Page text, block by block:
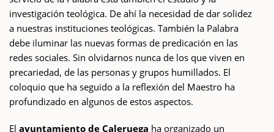
investigación teológica. De ahí la necesidad de dar solidez
a nuestras instituciones teológicas. También la Palabra
debe iluminar las nuevas formas de predicación en las
redes sociales. Sin olvidarnos nunca de los que viven en
precariedad, de las personas y grupos humillados. El
coloquio que ha seguido a la reflexión del Maestro ha
profundizado en algunos de estos aspectos.
El ayuntamiento de Caleruega ha organizado un